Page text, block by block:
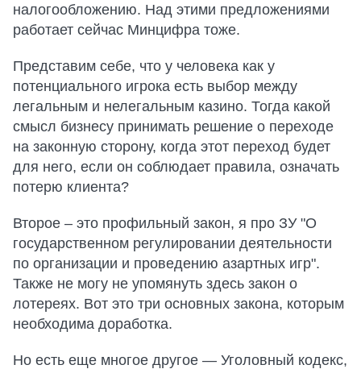
налогообложению. Над этими предложениями
работает сейчас Минцифра тоже.
Представим себе, что у человека как у
потенциального игрока есть выбор между
легальным и нелегальным казино. Тогда какой
смысл бизнесу принимать решение о переходе
на законную сторону, когда этот переход будет
для него, если он соблюдает правила, означать
потерю клиента?
Второе – это профильный закон, я про ЗУ "О
государственном регулировании деятельности
по организации и проведению азартных игр".
Также не могу не упомянуть здесь закон о
лотереях. Вот это три основных закона, которым
необходима доработка.
Но есть еще многое другое — Уголовный кодекс,